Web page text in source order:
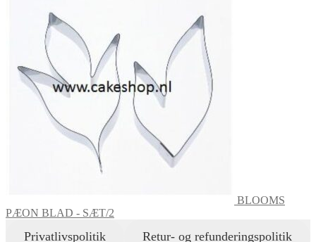
BLOOMS
PÆON BLAD - SÆT/2
Privatlivspolitik Retur- og refunderingspolitik